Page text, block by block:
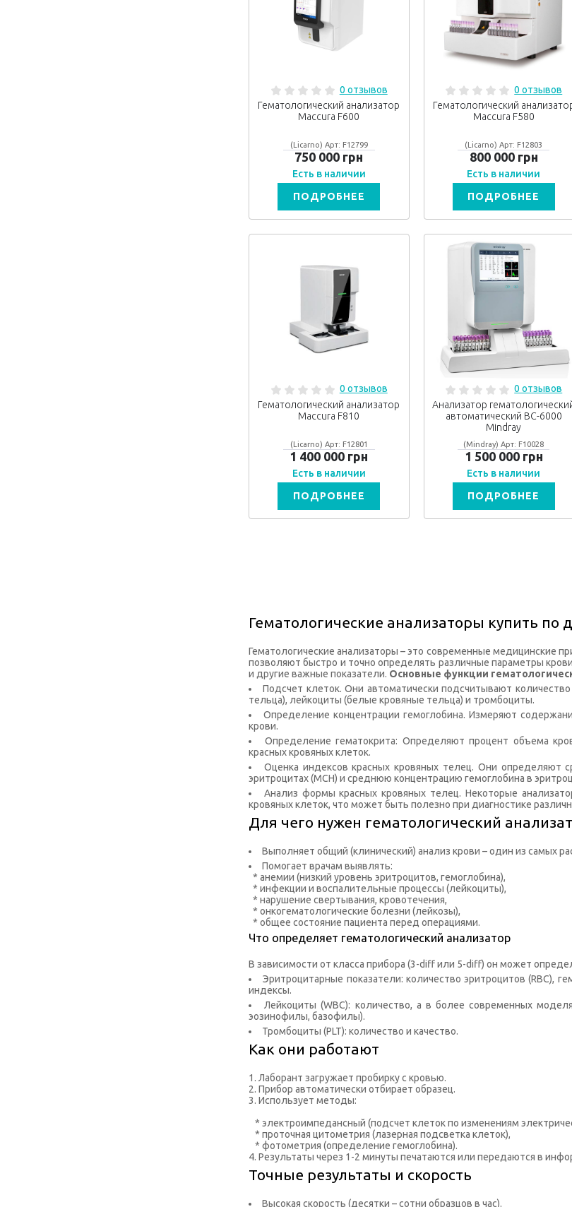
0 отзывов
Гематологический анализатор
Maccura F600
(Licarno) Арт: F12799
750 000 грн
Есть в наличии
ПОДРОБНЕЕ
0 отзывов
Гематологический
Maccura F580
(Licarno) Арт: F12803
800 000 грн
Есть в наличии
ПОДРОБНЕЕ
0 отзывов
Гематологический анализатор
Maccura F810
(Licarno) Арт: F12801
1 400 000 грн
Есть в наличии
ПОДРОБНЕЕ
0 отзывов
Анализатор
автоматический ВС-6000
Mindray
(Mindray) Арт: F10028
1 500 000 грн
Есть в наличии
ПОДРОБНЕЕ
Гематологические анализаторы купить по
Гематологические анализаторы – это современные медицинские
позволяют быстро и точно определять различные параметры
и другие важные показатели. Основные функции
Подсчет клеток. Они автоматически подсчитывают
тельца), лейкоциты (белые кровяные тельца) и тромбоциты.
Определение концентрации гемоглобина. Измеряют
крови.
Определение гематокрита: Определяют процент объема
красных кровяных клеток.
Оценка индексов красных кровяных телец. Они определяют
эритроцитах (MCH) и среднюю концентрацию гемоглобина в
Анализ формы красных кровяных телец. Некоторые
кровяных клеток, что может быть полезно при диагностике
Для чего нужен гематологический
Выполняет общий (клинический) анализ крови – один из самых
Помогает врачам выявлять:
* анемии (низкий уровень эритроцитов, гемоглобина),
* инфекции и воспалительные процессы (лейкоциты),
* нарушение свертывания, кровотечения,
* онкогематологические болезни (лейкозы),
* общее состояние пациента перед операциями.
Что определяет гематологический анализатор
В зависимости от класса прибора (3-diff или 5-diff) он может
Эритроцитарные показатели: количество эритроцитов (RBC),
индексы.
Лейкоциты (WBC): количество, а в более современных
эозинофилы, базофилы).
Тромбоциты (PLT): количество и качество.
Как они работают
1. Лаборант загружает пробирку с кровью.
2. Прибор автоматически отбирает образец.
3. Использует методы:
* электроимпедансный (подсчет клеток по изменениям
* проточная цитометрия (лазерная подсветка клеток),
* фотометрия (определение гемоглобина).
4. Результаты через 1-2 минуты печатаются или передаются в
Точные результаты и скорость
Высокая скорость (десятки – сотни образцов в час).